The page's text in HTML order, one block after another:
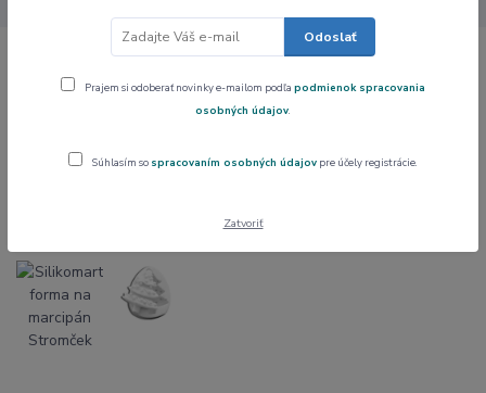
Silikomart forma na marcipán
Odoslať
Prajem si odoberať novinky e-mailom podľa podmienok spracovania
osobných údajov.
Súhlasím so spracovaním osobných údajov pre účely registrácie.
Zatvoriť